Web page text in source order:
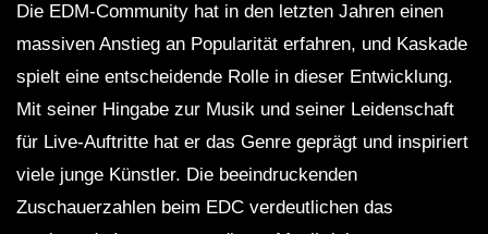
Die EDM-Community hat in den letzten Jahren einen
massiven Anstieg an Popularität erfahren, und Kaskade
spielt eine entscheidende Rolle in dieser Entwicklung.
Mit seiner Hingabe zur Musik und seiner Leidenschaft
für Live-Auftritte hat er das Genre geprägt und inspiriert
viele junge Künstler. Die beeindruckenden
Zuschauerzahlen beim EDC verdeutlichen das